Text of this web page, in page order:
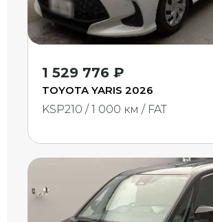
1 529 776 ₽
TOYOTA YARIS 2026
KSP210 / 1 000 км / FAT